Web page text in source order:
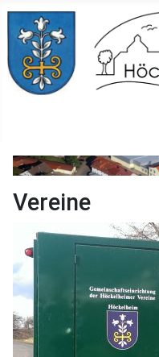
Vereine